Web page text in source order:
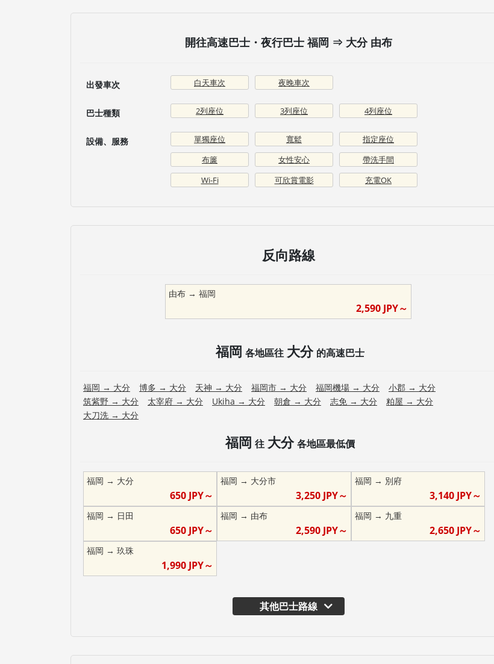
開往高速巴士・夜行巴士 福岡 ⇒ 大分 由布
出發車次 白天車次 夜晚車次
巴士種類 2列座位 3列座位 4列座位
設備、服務 單獨座位 寬鬆
指定座位
布簾
女性安心
帶洗手間
Wi-Fi
可欣賞電影 充電OK
反向路線
由布 →福岡
2,590 JPY～
福岡 各地區往 大分 的高速巴士
福岡 → 大分 博多 → 大分 天神 → 大分 福岡市 → 大分 福岡機場 → 大分 小郡 → 大分
筑紫野 → 大分 太宰府 → 大分 Ukiha → 大分 朝倉 → 大分 志免 → 大分 粕屋 → 大分
大刀洗 → 大分
福岡 往 大分 各地區最低價
福岡 → 大分
650 JPY～
福岡 → 大分市
3,250JPY～
福岡 → 別府
3,140 JPY～
福岡 → 日田
650 JPY～
福岡 → 由布
2,590JPY～
福岡 → 九重
2,650 JPY～
福岡 → 玖珠
1,990 JPY～
其他巴士路線